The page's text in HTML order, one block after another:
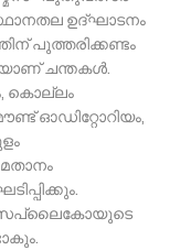
ഉദ്ഘാടനം
പുത്തരിക്കണ്ടം
ചന്തകൾ.
കൊല്ലം
ഓഡിറ്റോറിയം,
സപ്ലൈകോയുടെ